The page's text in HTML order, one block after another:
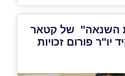
השנאה" של קטאר
פורום זכויות